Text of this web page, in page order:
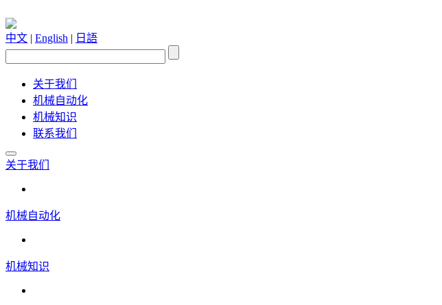
中文 | English | 日語
关于我们
机械自动化
机械知识
联系我们
关于我们
机械自动化
机械知识